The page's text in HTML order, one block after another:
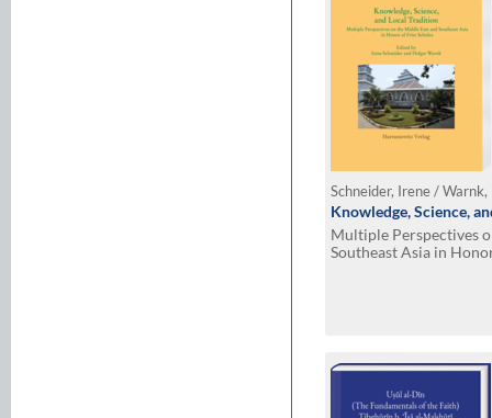
Schneider, Irene /
Knowledge, Science,
Multiple Perspectives
Southeast Asia in